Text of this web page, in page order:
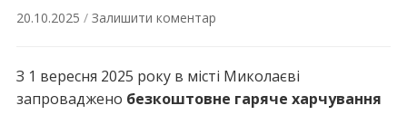
20.10.2025 / Залишити коментар
З 1 вересня 2025 року в місті Миколаєві
запроваджено безкоштовне гаряче харчування